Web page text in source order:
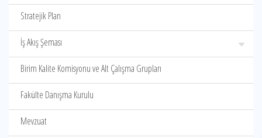
Stratejik Plan
İş Akış Şeması
Birim Kalite Komisyonu ve Alt Çalışma Grupları
Fakülte Danışma Kurulu
Mevzuat